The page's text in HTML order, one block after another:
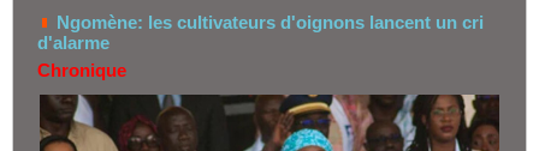
Ngomène: les cultivateurs d'oignons lancent un cri
d'alarme
Chronique